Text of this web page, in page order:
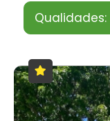
Qualidades: